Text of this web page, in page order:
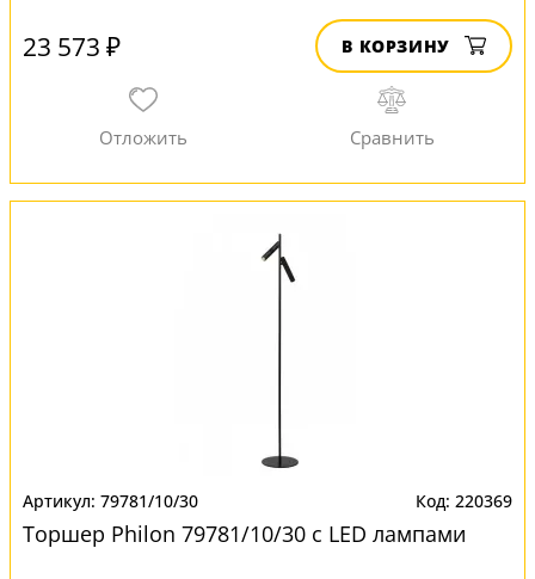
23 573 ₽ В КОРЗИНУ
79781/10/30 220369
Торшер Philon 79781/10/30 с LED лампами